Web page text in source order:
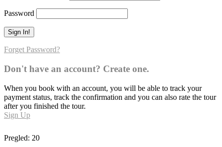
Password
Forget Password?
Don't have an account? Create one.
When you book with an account, you will be able to track your
payment status, track the confirmation and you can also rate the tour
after you finished the tour.
Sign Up
Pregled: 20